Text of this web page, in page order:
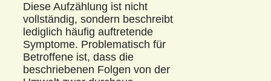
Diese Aufzählung ist nicht
vollständig, sondern beschreibt
lediglich häufig auftretende
Symptome. Problematisch für
Betroffene ist, dass die
beschriebenen Folgen von der